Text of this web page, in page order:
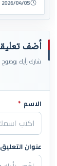
2026/04/05 - 04:07
أضف
شارك رأيك بوضوح
اترك هذا
الاسم *
عنوان التعليق